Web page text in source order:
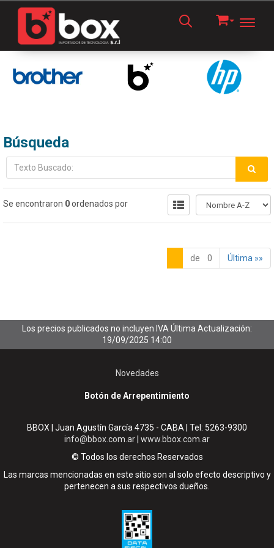
Búsqueda
Se encontraron 0ordenados por
de 0 Última »»
Los precios publicados no incluyen IVAÚltima Actualización:
19/09/2025 14:00
Novedades
Botón de Arrepentimiento
BBOX | Juan Agustín García 4735 - CABA | Tel: 5263-9300
info@bbox.com.ar www.bbox.com.ar
© Todos los derechos Reservados
Las marcas mencionadas en este sitio son al solo efecto descriptivo y
pertenecen a sus respectivos dueños.